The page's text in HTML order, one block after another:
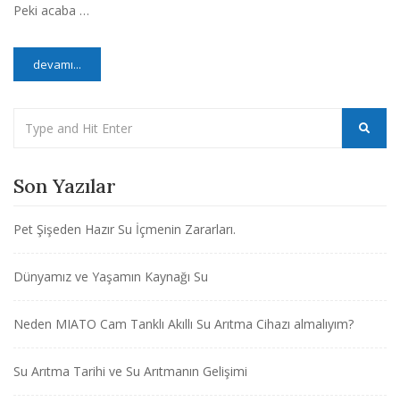
Peki acaba …
devamı...
Son Yazılar
Pet Şişeden Hazır Su İçmenin Zararları.
Dünyamız ve Yaşamın Kaynağı Su
Neden MIATO Cam Tanklı Akıllı Su Arıtma Cihazı almalıyım?
Su Arıtma Tarihi ve Su Arıtmanın Gelişimi